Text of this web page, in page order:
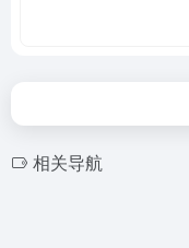
相关导航